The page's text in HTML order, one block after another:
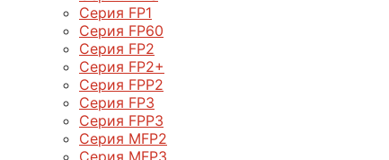
Серия FP1
Серия FP60
Серия FP2
Серия FP2+
Серия FPP2
Серия FP3
Серия FPP3
Серия МFP2
Серия МFP3